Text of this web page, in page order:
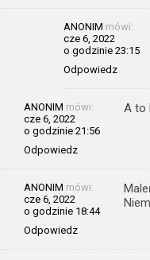
ANONIM mówi:
cze 6, 2022
o godzinie 23:15
Odpowiedz
ANONIM mówi:
cze 6, 2022
o godzinie 21:56
Odpowiedz
A to
ANONIM mówi:
cze 6, 2022
o godzinie 18:44
Odpowiedz